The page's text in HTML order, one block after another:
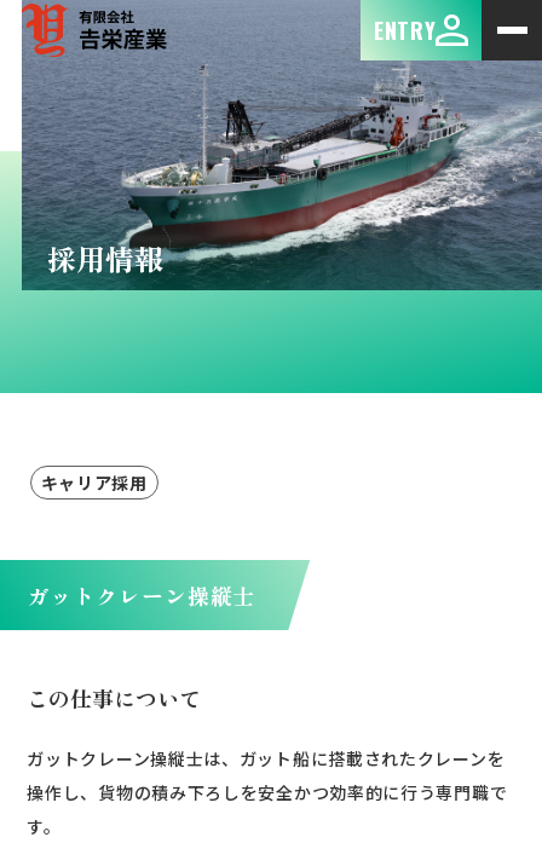
ENTRY
採用情報
キャリア採用
ガットクレーン操縦士
この仕事について
ガットクレーン操縦士は、ガット船に搭載されたクレーンを
操作し、貨物の積み下ろしを安全かつ効率的に行う専門職で
す。